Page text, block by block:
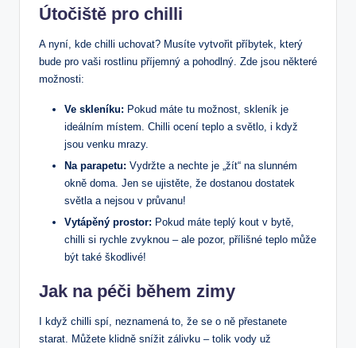
Útočiště pro chilli
A nyní, kde chilli uchovat? Musíte vytvořit příbytek, který
bude pro vaši rostlinu příjemný a pohodlný. Zde jsou některé
možnosti:
Ve skleníku: Pokud máte tu možnost, skleník je
ideálním místem. Chilli ocení teplo a světlo, i když
jsou venku mrazy.
Na parapetu: Vydržte a nechte je „žít“ na slunném
okně doma. Jen se ujistěte, že dostanou dostatek
světla a nejsou v průvanu!
Vytápěný prostor: Pokud máte teplý kout v bytě,
chilli si rychle zvyknou – ale pozor, přílišné teplo může
být také škodlivé!
Jak na péči během zimy
I když chilli spí, neznamená to, že se o ně přestanete
starat. Můžete klidně snížit zálivku – tolik vody už